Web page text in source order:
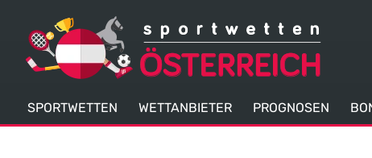
SPORTWETTEN WETTANBIETER PROGNOSEN